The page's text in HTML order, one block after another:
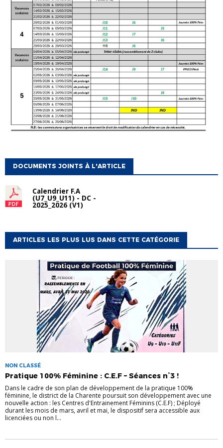
DOCUMENTS JOINTS À L'ARTICLE
Calendrier F.A
(U7_U9_U11) - DC -
2025_2026 (V1)
ARTICLES LES PLUS LUS DANS CETTE CATÉGORIE
NON CLASSÉ
Pratique 100% Féminine : C.E.F – Séances n°3 !
Dans le cadre de son plan de développement de la pratique 100%
féminine, le district de la Charente poursuit son développement avec une
nouvelle action : les Centres d'Entrainement Féminins (C.E.F) ; Déployé
durant les mois de mars, avril et mai, le dispositif sera accessible aux
licenciées ou non l...